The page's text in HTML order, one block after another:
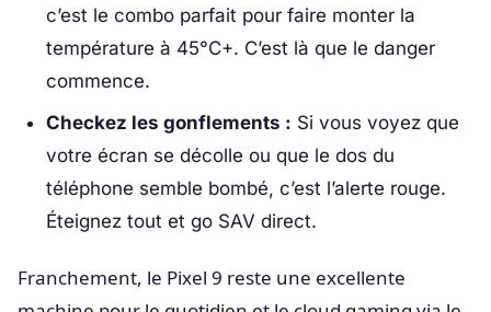
c’est le combo parfait pour faire monter la
température à 45°C+. C’est là que le danger
commence.
Checkez les gonflements : Si vous voyez que
votre écran se décolle ou que le dos du
téléphone semble bombé, c’est l’alerte rouge.
Éteignez tout et go SAV direct.
Franchement, le Pixel 9 reste une excellente